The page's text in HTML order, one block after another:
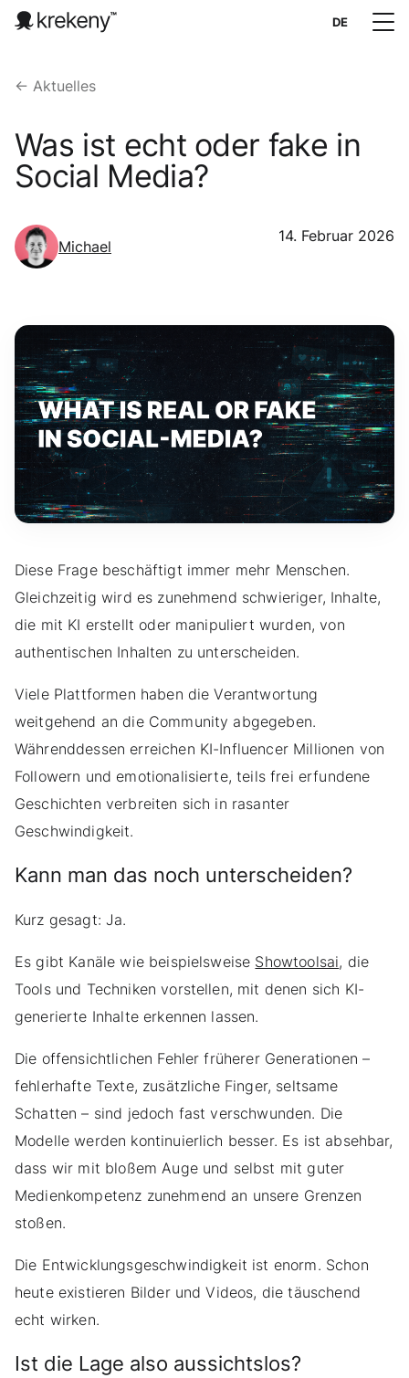
DE
← Aktuelles
Was ist echt oder fake in
Social Media?
Michael
14. Februar 2026
Diese Frage beschäftigt immer mehr Menschen.
Gleichzeitig wird es zunehmend schwieriger, Inhalte,
die mit KI erstellt oder manipuliert wurden, von
authentischen Inhalten zu unterscheiden.
Viele Plattformen haben die Verantwortung
weitgehend an die Community abgegeben.
Währenddessen erreichen KI-Influencer Millionen von
Followern und emotionalisierte, teils frei erfundene
Geschichten verbreiten sich in rasanter
Geschwindigkeit.
Kann man das noch unterscheiden?
Kurz gesagt: Ja.
Es gibt Kanäle wie beispielsweise Showtoolsai, die
Tools und Techniken vorstellen, mit denen sich KI-
generierte Inhalte erkennen lassen.
Die offensichtlichen Fehler früherer Generationen –
fehlerhafte Texte, zusätzliche Finger, seltsame
Schatten – sind jedoch fast verschwunden. Die
Modelle werden kontinuierlich besser. Es ist absehbar,
dass wir mit bloßem Auge und selbst mit guter
Medienkompetenz zunehmend an unsere Grenzen
stoßen.
Die Entwicklungsgeschwindigkeit ist enorm. Schon
heute existieren Bilder und Videos, die täuschend
echt wirken.
Ist die Lage also aussichtslos?